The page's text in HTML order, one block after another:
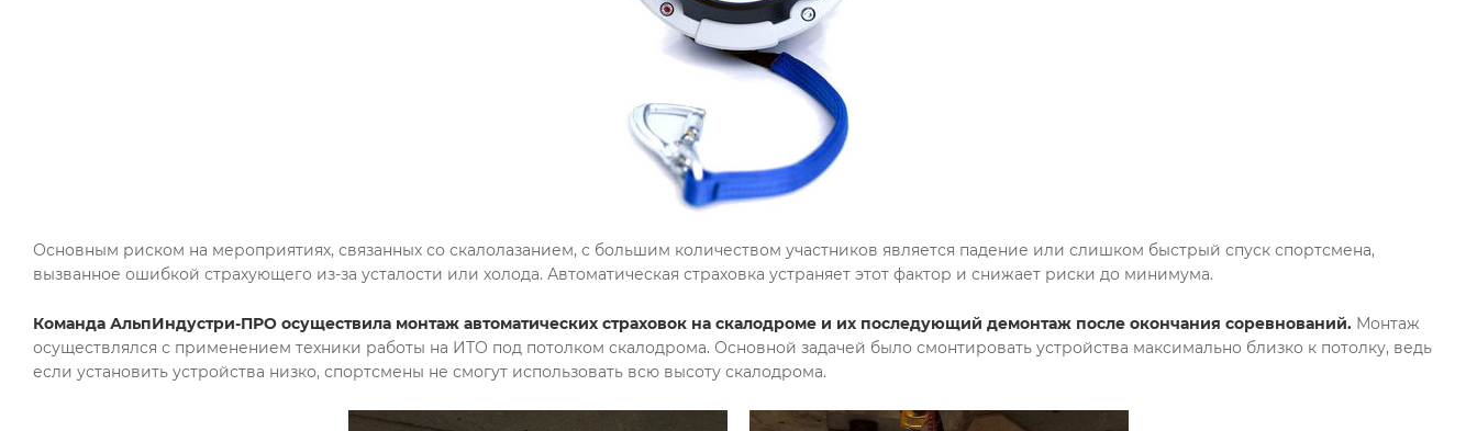
Основным риском на мероприятиях, связанных со скалолазанием, с большим количеством участников является падение или слишком быстрый спуск спортсмена,
вызванное ошибкой страхующего из-за усталости или холода. Автоматическая страховка устраняет этот фактор и снижает риски до минимума.
Команда АльпИндустри-ПРО осуществила монтаж автоматических страховок на скалодроме и их последующий демонтаж после окончания соревнований. Монтаж
осуществлялся с применением техники работы на ИТО под потолком скалодрома. Основной задачей было смонтировать устройства максимально близко к потолку, ведь
если установить устройства низко, спортсмены не смогут использовать всю высоту скалодрома.